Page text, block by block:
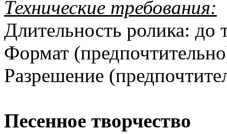
Технические требования:
Длительность ролика: до
Формат
Разрешение
Песенное творчество